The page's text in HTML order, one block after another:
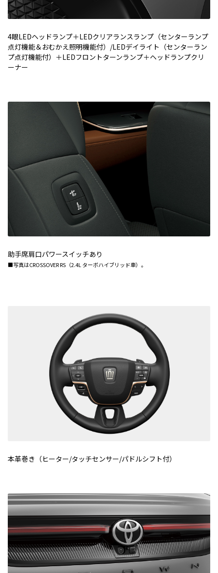
4眼LEDヘッドランプ＋LEDクリアランスランプ（センターランプ
点灯機能＆おむかえ照明機能付）/LEDデイライト（センターラン
プ点灯機能付）＋LEDフロントターンランプ＋ヘッドランプクリ
ーナー
助手席肩口パワースイッチあり
■写真はCROSSOVER RS（2.4L ターボハイブリッド車）。
本革巻き（ヒーター/タッチセンサー/パドルシフト付）